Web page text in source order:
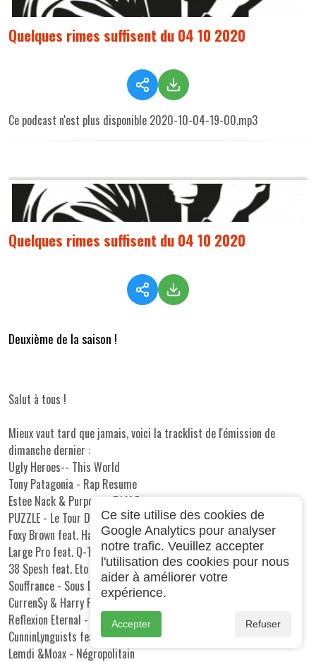
Quelques rimes suffisent du 04 10 2020
Ce podcast n'est plus disponible 2020-10-04-19-00.mp3
Quelques rimes suffisent du 04 10 2020
Deuxième de la saison !
Salut à tous !
Mieux vaut tard que jamais, voici la tracklist de l'émission de
dimanche dernier :
Ugly Heroes-- This World
Tony Patagonia - Rap Resume
Estee Nack & Purpose
- T.I.M.E.
PUZZLE - Le Tour Du Monde En 80 Mesures
Foxy Brown feat. Havoc- The Promise
Large Pro feat. Q-Tip- In The Sun
38 Spesh feat. Eto - Flour City
Souffrance - Sous Les Pavés
Curren$y & Harry Fraud- The Crow's Nest
Reflexion Eternal - Too Late
CunninLynguists feat.Masta Ace- Seasons
Lemdi &Moax - Négropolitain
Ce site utilise des cookies de
Google Analytics pour analyser
notre trafic. Veuillez accepter
l'utilisation des cookies pour nous
aider à améliorer votre
expérience.
Accepter Refuser